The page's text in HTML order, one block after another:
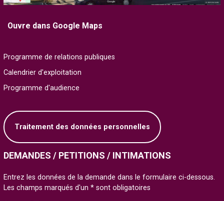
Ouvre dans Google Maps
Programme de relations publiques
Calendrier d'exploitation
Programme d'audience
Traitement des données personnelles
DEMANDES / PETITIONS / INTIMATIONS
Entrez les données de la demande dans le formulaire ci-dessous.
Les champs marqués d'un * sont obligatoires